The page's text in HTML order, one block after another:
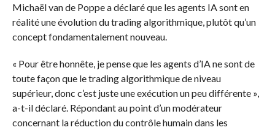
Michaël van de Poppe a déclaré que les agents IA sont en
réalité une évolution du trading algorithmique, plutôt qu’un
concept fondamentalement nouveau.
« Pour être honnête, je pense que les agents d’IA ne sont de
toute façon que le trading algorithmique de niveau
supérieur, donc c’est juste une exécution un peu différente »,
a-t-il déclaré. Répondant au point d’un modérateur
concernant la réduction du contrôle humain dans les